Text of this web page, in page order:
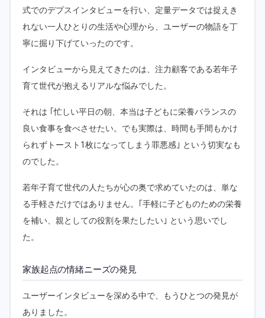
式でのデプスインタビューを行い、定量データでは捉えき
れない一人ひとりの生活や心理から、ユーザーの物語を丁
寧に掘り下げていったのです。
インタビューから見えてきたのは、注力顧客である若年子
育て世代が抱えるリアルな悩みでした。
それは ｢忙しい平日の朝、本当は子どもに栄養バランスの
良い食事を食べさせたい。でも実際は、時間も手間もかけ
られずトースト1枚になってしまう罪悪感｣ という切実なも
のでした。
若年子育て世代の人たちが心の奥で求めていたのは、単な
る手軽さだけではありません。｢手軽に子どものための栄養
を補い、親としての役割を果たしたい｣ という思いでし
た。
家族起点の情緒ニーズの発見
ユーザーインタビューを深める中で、もうひとつの発見が
ありました。